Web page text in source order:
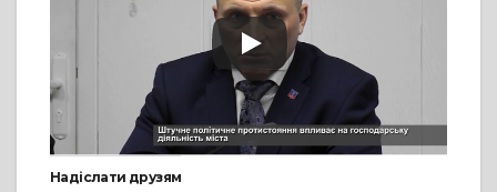
Надіслати друзям